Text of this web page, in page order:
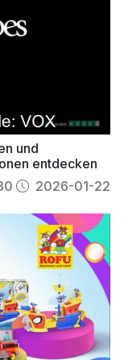
und
entdecken
2026-01-22